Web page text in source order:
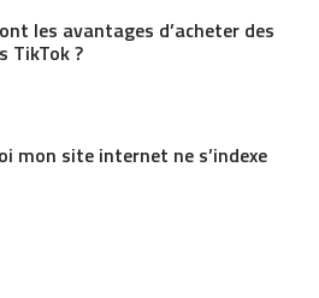
les avantages d’acheter des
TikTok ?
mon site internet ne s’indexe